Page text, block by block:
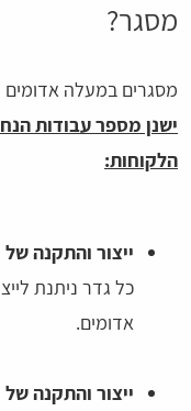
מסגר?
מסגרים במעלה אדומים
ישנן מספר עבודות
הלקוחות:
ייצור והתקנה
כל גדר ניתנת
אדומים.
ייצור והתקנה